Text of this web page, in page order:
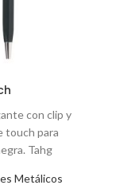
Metálicos
con clip y
touch para
Tahg